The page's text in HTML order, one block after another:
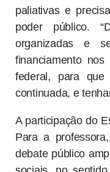
paliativas e
poder público.
organizadas e
financiamento
federal, para
continuada, e
A participação do
Para a
debate público